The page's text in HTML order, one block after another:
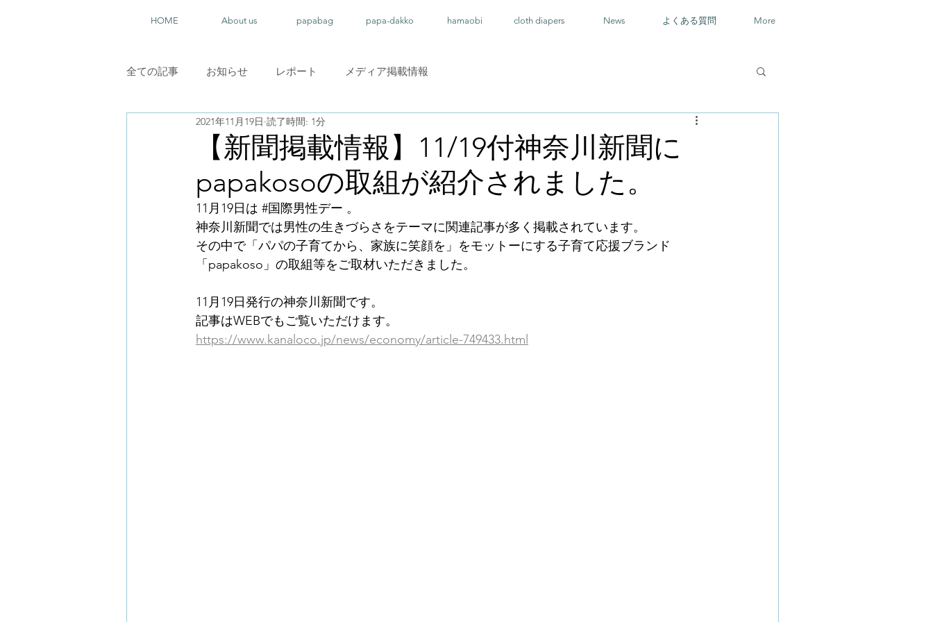
HOME About us papabag papa-dakko hamaobi cloth diapers News よくある質問 More
全ての記事 お知らせ レポート メディア掲載情報
【新聞掲載情報】11/19付神奈川新聞に
papakosoの取組が紹介されました。
2021年11月19日 読了時間: 1分
11月19日は #国際男性デー 。
神奈川新聞では男性の生きづらさをテーマに関連記事が多く掲載されています。
その中で「パパの子育てから、家族に笑顔を」をモットーにする子育て応援ブランド
「papakoso」の取組等をご取材いただきました。
11月19日発行の神奈川新聞です。
記事はWEBでもご覧いただけます。
https://www.kanaloco.jp/news/economy/article-749433.html